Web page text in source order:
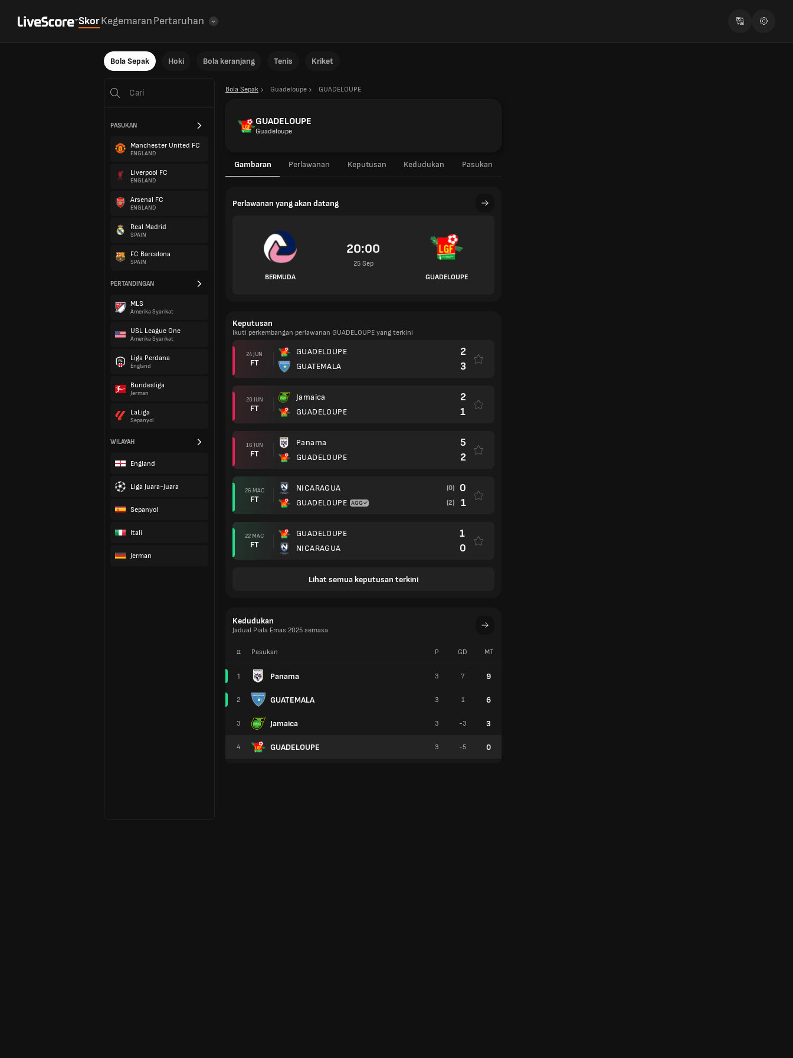
SkorKegemaranPertaruhan
Bola Sepak Hoki Bola keranjang Tenis Kriket
PASUKAN
Manchester United FC
ENGLAND
Liverpool FC
ENGLAND
Arsenal FC
ENGLAND
Real Madrid
SPAIN
FC Barcelona
SPAIN
PERTANDINGAN
MLS
Amerika Syarikat
USL League One
Amerika Syarikat
Liga Perdana
England
Bundesliga
Jerman
LaLiga
Sepanyol
WILAYAH
England
Liga Juara-juara
Sepanyol
Itali
Jerman
Bola Sepak Guadeloupe GUADELOUPE
GUADELOUPE
Guadeloupe
Gambaran Perlawanan Keputusan Kedudukan Pasukan
Perlawanan yang akan datang
BERMUDA
20:00
25 Sep
GUADELOUPE
Keputusan
Ikuti perkembangan perlawanan GUADELOUPE yang terkini
24 JUN
FT
GUADELOUPE
GUATEMALA
2
3
20 JUN
FT
Jamaica
GUADELOUPE
2
1
16 JUN
FT
Panama
GUADELOUPE
5
2
26 MAC
FT
NICARAGUA
GUADELOUPE
(0) 0
(2) 1
22 MAC
FT
GUADELOUPE
NICARAGUA
1
0
Lihat semua keputusan terkini
Kedudukan
Jadual Piala Emas 2025 semasa
# Pasukan
1 Panama
2 GUATEMALA
3 Jamaica
4 GUADELOUPE
P GD MT
3 7 9
3 1 6
3 -3 3
3 -5 0